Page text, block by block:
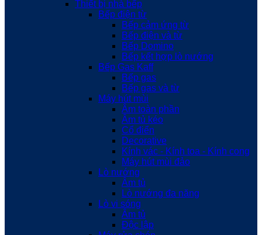
Thiết bị nhà bếp
Bếp điện từ
Bếp cảm ứng từ
Bếp điện và từ
Bếp Domino
Bếp kết hợp lò nướng
Bếp Gas Kaff
Bếp gas
Bếp gas và từ
Máy hút mùi
Âm toàn phần
Âm tủ kéo
Cổ điển
Decorative
Kính vác - Kính toa - Kính cong
Máy hút mùi đảo
Lò nướng
Âm tủ
Lò nướng đa năng
Lò vi sóng
Âm tủ
Độc lập